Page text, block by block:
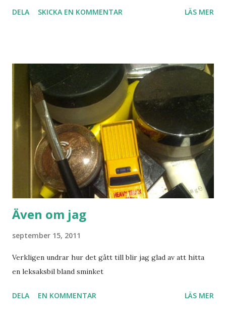
DELA SKICKA EN KOMMENTAR LÄS MER
Även om jag
september 15, 2011
Verkligen undrar hur det gått till blir jag glad av att hitta
en leksaksbil bland sminket
DELA EN KOMMENTAR LÄS MER